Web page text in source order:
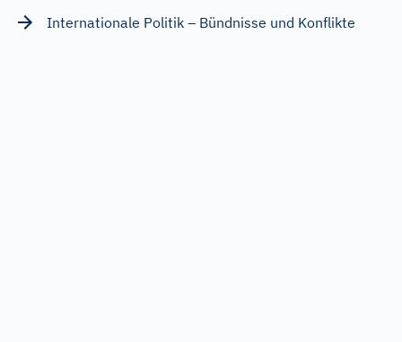
Internationale Politik – Bündnisse und Konflikte